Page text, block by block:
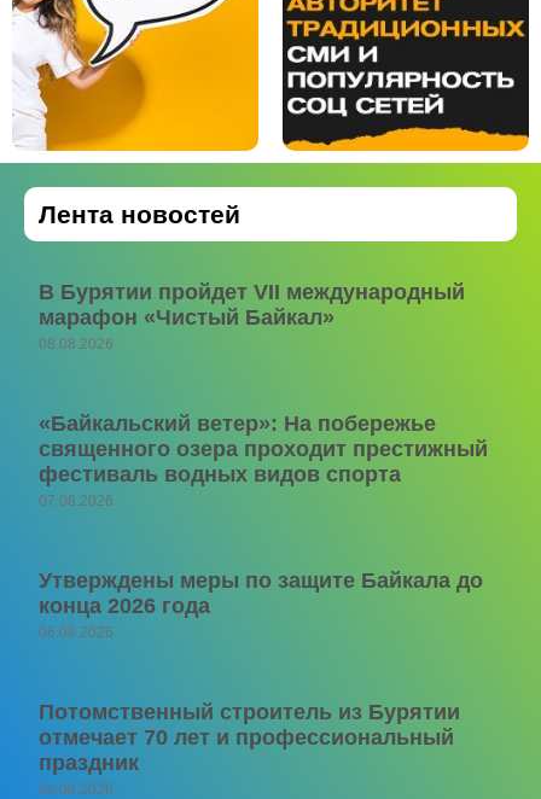
Лента новостей
В Бурятии пройдет VII международный
марафон «Чистый Байкал»
08.08.2026
«Байкальский ветер»: На побережье
священного озера проходит престижный
фестиваль водных видов спорта
07.08.2026
Утверждены меры по защите Байкала до
конца 2026 года
06.08.2026
Потомственный строитель из Бурятии
отмечает 70 лет и профессиональный
праздник
06.08.2026